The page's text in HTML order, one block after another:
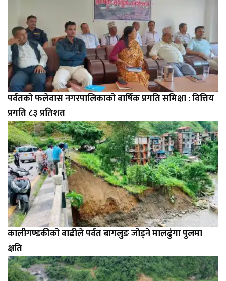
पर्वतको फलेवास नगरपालिकाको बार्षिक प्रगति समिक्षा : वित्तिय
प्रगति ८३ प्रतिशत
कालीगण्डकीको बाढीले पर्वत बागलुङ जोड्ने मालढुंगा पुलमा
क्षति